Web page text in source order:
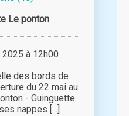
Le ponton
à 12h00
des bords de
du 22 mai au
- Guinguette
nappes [...]